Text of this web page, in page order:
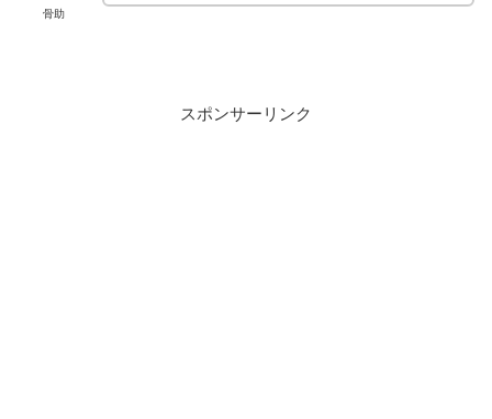
骨助
スポンサーリンク